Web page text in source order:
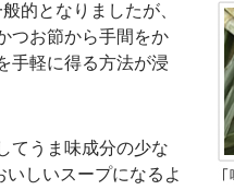
的となりましたが、
つお節から手間をか
手軽に得る方法が浸
てうま味成分の少な
しいスープになるよ